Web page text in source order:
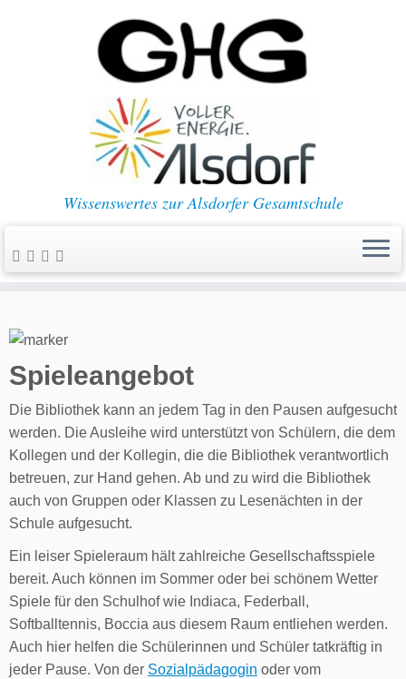
Wissenswertes zur Alsdorfer Gesamtschule
Spieleangebot
Die Bibliothek kann an jedem Tag in den Pausen aufgesucht
werden. Die Ausleihe wird unterstützt von Schülern, die dem
Kollegen und der Kollegin, die die Bibliothek verantwortlich
betreuen, zur Hand gehen. Ab und zu wird die Bibliothek
auch von Gruppen oder Klassen zu Lesenächten in der
Schule aufgesucht.
Ein leiser Spieleraum hält zahlreiche Gesellschaftsspiele
bereit. Auch können im Sommer oder bei schönem Wetter
Spiele für den Schulhof wie Indiaca, Federball,
Softballtennis, Boccia aus diesem Raum entliehen werden.
Auch hier helfen die Schülerinnen und Schüler tatkräftig in
jeder Pause. Von der Sozialpädagogin oder vom